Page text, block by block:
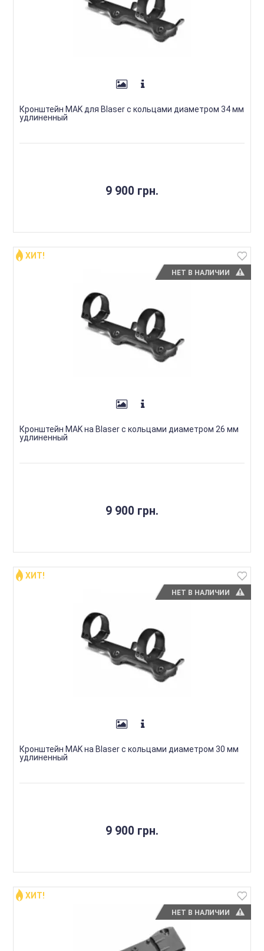
Кронштейн MAK для Blaser с кольцами диаметром 34 мм
удлиненный
9 900 грн.
НЕТ В НАЛИЧИИ
ХИТ!
Кронштейн MAK на Blaser с кольцами диаметром 26 мм
удлиненный
9 900 грн.
НЕТ В НАЛИЧИИ
ХИТ!
Кронштейн MAK на Blaser с кольцами диаметром 30 мм
удлиненный
9 900 грн.
НЕТ В НАЛИЧИИ
ХИТ!